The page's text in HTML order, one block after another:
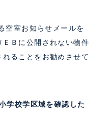
空室お知らせメールを
Ｂに公開されない物件
ることをお勧めさせて
学校学区域を確認した